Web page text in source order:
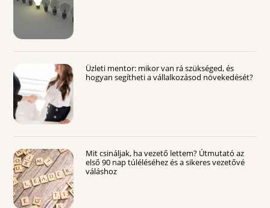
Üzleti mentor: mikor van rá szükséged, és
hogyan segítheti a vállalkozásod növekedését?
Mit csináljak, ha vezető lettem? Útmutató az
első 90 nap túléléséhez és a sikeres vezetővé
váláshoz